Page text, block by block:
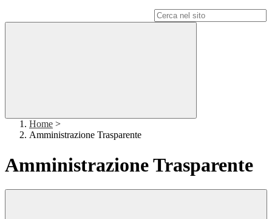
Home >
Amministrazione Trasparente
Amministrazione Trasparente